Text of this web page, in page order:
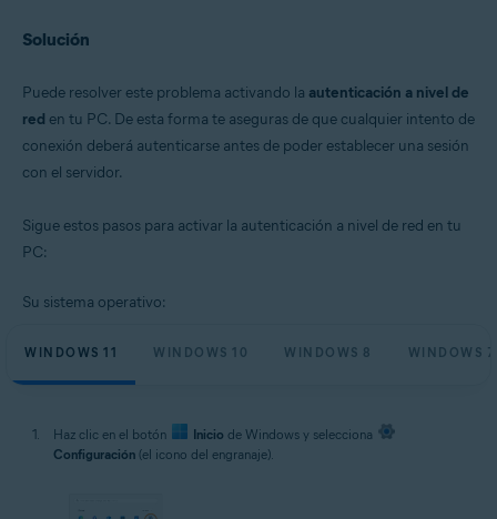
Solución
Puede resolver este problema activando la autenticación a nivel de
red en tu PC. De esta forma te aseguras de que cualquier intento de
conexión deberá autenticarse antes de poder establecer una sesión
con el servidor.
Sigue estos pasos para activar la autenticación a nivel de red en tu
PC:
Su sistema operativo:
WINDOWS 11 WINDOWS 10 WINDOWS 8 WINDOWS 7
Haz clic en el botón Inicio de Windows y selecciona
Configuración (el icono del engranaje).